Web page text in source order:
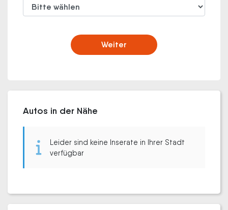
Weiter
Autos in der Nähe
Leider sind keine Inserate in Ihrer Stadt
verfügbar